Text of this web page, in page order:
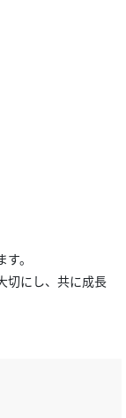
。
切にし、共に成長